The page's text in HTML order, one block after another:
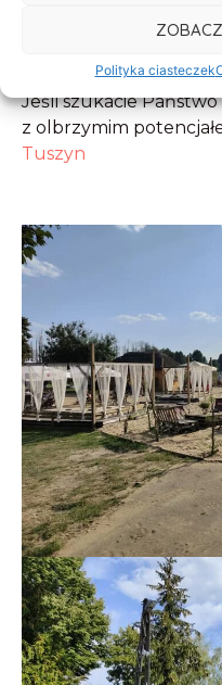
ZOBACZ
Polityka ciasteczek
Jeśli szukacie
z olbrzymim
Tuszyn